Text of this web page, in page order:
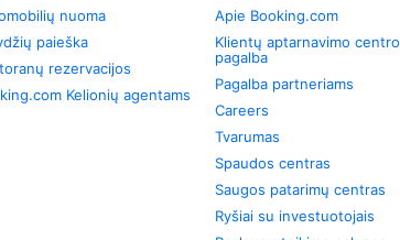
nuoma
paieška
rezervacijos
Kelionių agentams
Apie Booking.com
Klientų aptarnavimo centro
pagalba
Pagalba partneriams
Careers
Tvarumas
Spaudos centras
Saugos patarimų centras
Ryšiai su investuotojais